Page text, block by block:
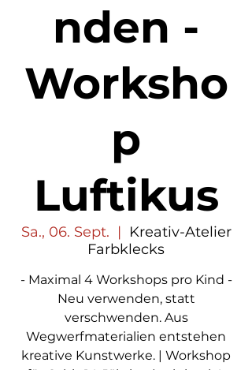
nden -
Worksho
p
Luftikus
Sa., 06. Sept.
  |
Kreativ-Atelier
Farbklecks
- Maximal 4 Workshops pro Kind -
Neu verwenden, statt
verschwenden. Aus
Wegwerfmaterialien entstehen
kreative Kunstwerke. | Workshop